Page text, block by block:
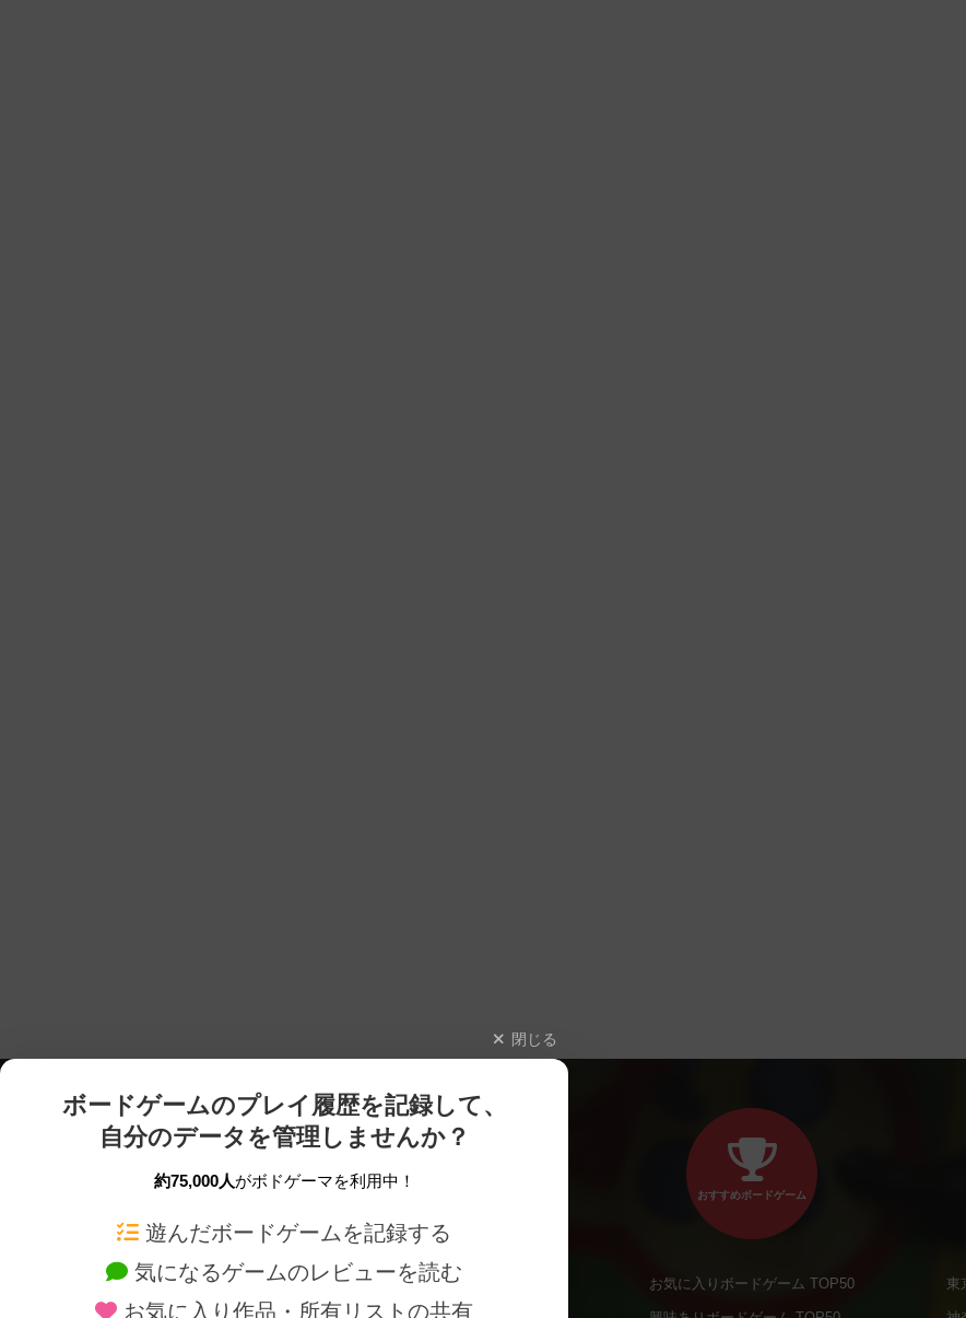
閉じる
ボードゲームのプレイ履歴を記録して、
自分のデータを管理しませんか？
約75,000人がボドゲーマを利用中！
遊んだボードゲームを記録する
気になるゲームのレビューを読む
お気に入り作品・所有リストの共有
ボードゲームを検索する 新作・再入荷情報
おすすめボードゲーム
お気に入りボードゲーム TOP50 東